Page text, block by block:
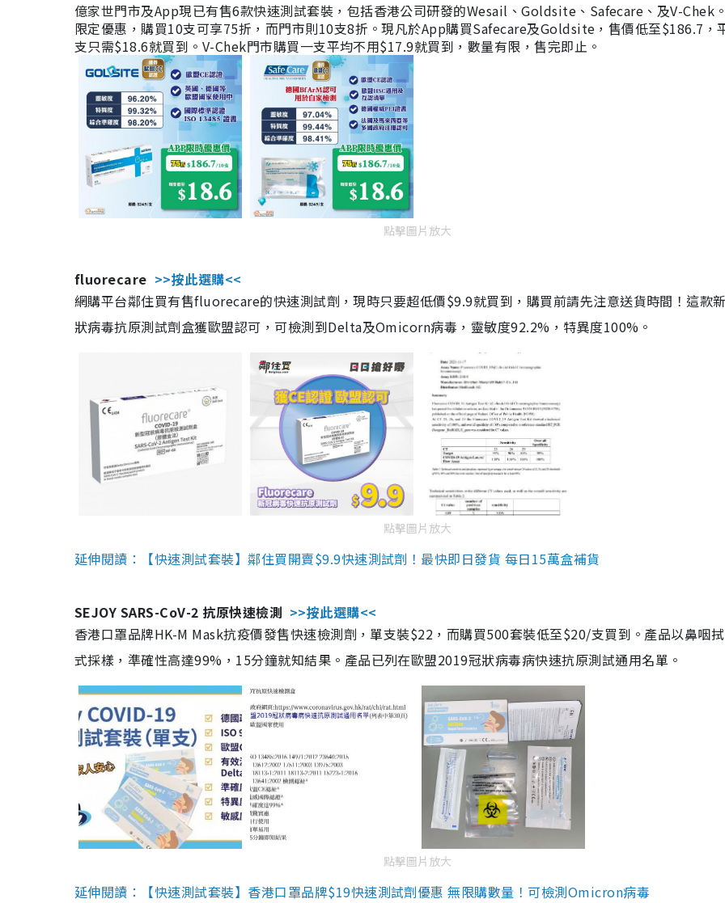
億家世門市及App現已有售6款快速測試套裝，包括香港公司研發的Wesail、Goldsite、Safecare、及V-Chek
限定優惠，購買10支可享75折，而門市則10支8折。現凡於App購買Safecare及Goldsite，售價低至$186.7，
支只需$18.6就買到。V-Chek門市購買一支平均不用$17.9就買到，數量有限，售完即止。
點擊圖片放大
fluorecare >>按此選購<<
網購平台鄰住買有售fluorecare的快速測試劑，現時只要超低價$9.9就買到，購買前請先注意送貨時間！這款
狀病毒抗原測試劑盒獲歐盟認可，可檢測到Delta及Omicorn病毒，靈敏度92.2%，特異度100%。
點擊圖片放大
延伸閱讀：【快速測試套裝】鄰住買開賣$9.9快速測試劑！最快即日發貨 每日15萬盒補貨
SEJOY SARS-CoV-2 抗原快速檢測 >>按此選購<<
香港口罩品牌HK-M Mask抗疫價發售快速檢測劑，單支裝$22，而購買500套裝低至$20/支買到。產品以鼻咽
式採樣，準確性高達99%，15分鐘就知結果。產品已列在歐盟2019冠狀病毒病快速抗原測試通用名單。
點擊圖片放大
延伸閱讀：【快速測試套裝】香港口罩品牌$19快速測試劑優惠 無限購數量！可檢測Omicron病毒